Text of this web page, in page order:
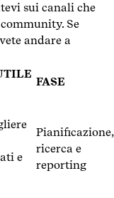
sui canali che
Se
andare a
FASE
e
Pianificazione,
ricerca e
reporting